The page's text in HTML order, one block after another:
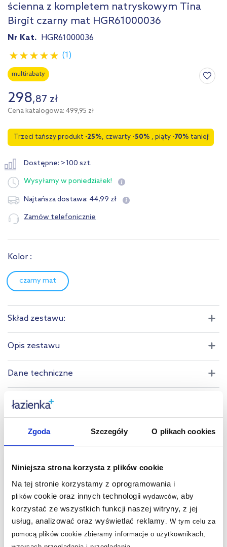
Zgoda Szczegóły O plikach cookies
Niniejsza strona korzysta z plików cookie
Na tej stronie korzystamy z oprogramowania i
plikówcookie oraz innych technologii wydawców, aby
korzystać ze wszystkich funkcji naszej witryny, z jej
usług, analizować oraz wyświetlać reklamy
W tym celu za
pomocą plików cookie zbieramy informacje o użytkownikach,
ścienna z kompletem natryskowym Tina
Birgit czarny mat HGR61000036
Nr Kat. HGR61000036
(1)
multirabaty
298,87 zł
Cena katalogowa: 499,95 zł
Trzeci tańszy produkt -25%, czwarty -50% , piąty -70% taniej!
Dostępne: >100 szt.
Wysyłamyw poniedziałek!
Najtańsza dostawa: 44,99 zł
Zamów telefonicznie
Kolor :
czarny mat
Skład zestawu:
Opis zestawu
Dane techniczne
Produkty z serii:
Produkty podobne: